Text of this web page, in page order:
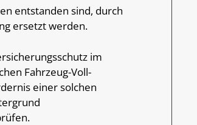
entstanden sind, durch
ersetzt werden.
im
Fahrzeug-Voll-
einer solchen